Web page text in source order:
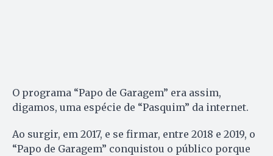
O programa “Papo de Garagem” era assim,
digamos, uma espécie de “Pasquim” da internet.
Ao surgir, em 2017, e se firmar, entre 2018 e 2019, o
“Papo de Garagem” conquistou o público porque